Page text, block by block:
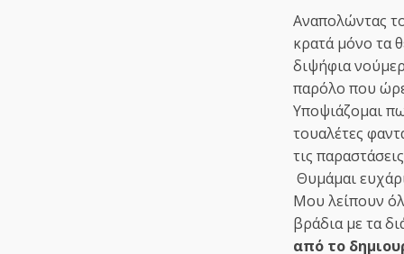
Αναπολώντας
κρατά μόνο τα
διψήφια
παρόλο που
Υποψιάζομαι
τουαλέτες
τις
Θυμάμαι
Μου λείπουν
βράδια με τα
από το